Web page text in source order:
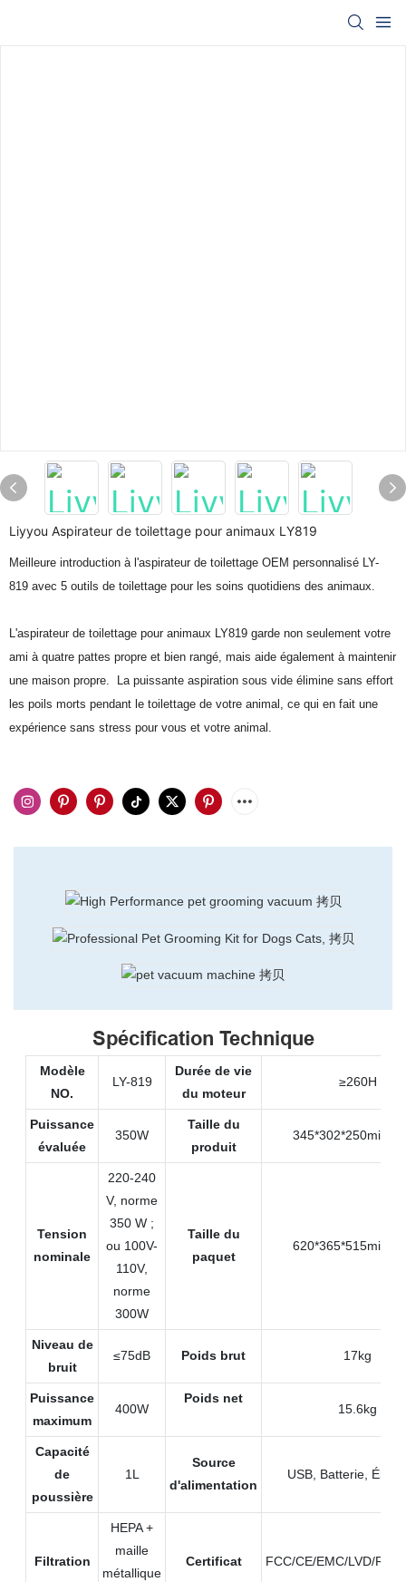
Liyyou Aspirateur de toilettage pour animaux LY819
Meilleure introduction à l'aspirateur de toilettage OEM personnalisé LY-
819 avec 5 outils de toilettage pour les soins quotidiens des animaux.
L'aspirateur de toilettage pour animaux LY819 garde non seulement votre
ami à quatre pattes propre et bien rangé, mais aide également à maintenir
une maison propre. La puissante aspiration sous vide élimine sans effort
les poils morts pendant le toilettage de votre animal, ce qui en fait une
expérience sans stress pour vous et votre animal.
Spécification Technique
Modèle
NO.
LY-819
Durée de vie
du moteur
≥260H
Puissance
évaluée
350W
Taille du
produit
Tension
nominale
220-240
V, norme
350 W ;
ou 100V-
110V,
norme
300W
Taille du
paquet
Niveau de
bruit
≤75dB Poids brut 17kg
Puissance
maximum
400W
Poids net
15.6kg
Capacité
de
poussière
1L
Source
d'alimentation
USB, Batterie,
Filtration
HEPA +
maille
métallique
Certificat FCC/CE/EMC/LVD/